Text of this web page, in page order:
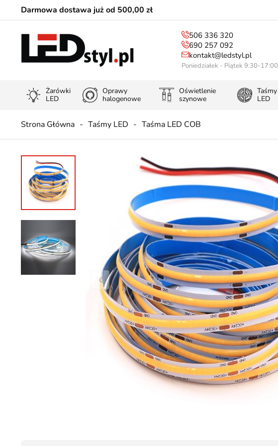
Darmowa dostawa już od 500,00 zł
506 336 320
690 257 092
kontakt@ledstyl.pl
Poniedziałek - Piątek 9:30-17:00
Żarówki
LED
Oprawy
halogenowe
Oświetlenie
szynowe
Taśmy
LED
Strona Główna Taśmy LED Taśma LED COB